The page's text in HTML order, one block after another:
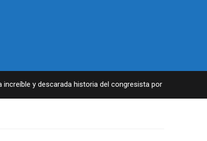
y descarada historia del congresista por NY George